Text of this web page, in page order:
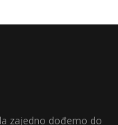
zajedno dođemo do